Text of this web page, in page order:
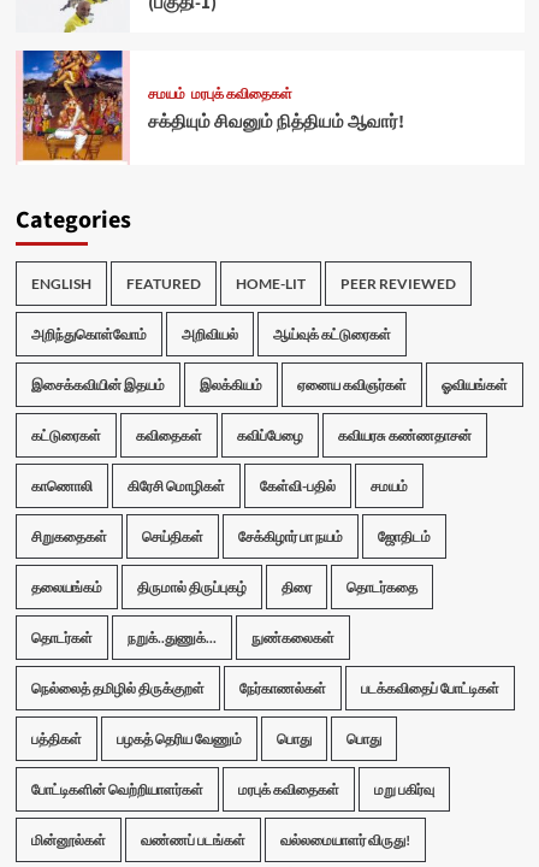
சமயம் மரபுக் கவிதைகள்
சக்தியும் சிவனும் நித்தியம் ஆவார்!
Categories
ENGLISH FEATURED HOME-LIT PEER REVIEWED
அறிந்துகொள்வோம் அறிவியல் ஆய்வுக் கட்டுரைகள்
இசைக்கவியின் இதயம் இலக்கியம் ஏனைய கவிஞர்கள் ஓவியங்கள்
கட்டுரைகள் கவிதைகள் கவிப்பேழை கவியரசு கண்ணதாசன்
காணொலி கிரேசி மொழிகள் கேள்வி-பதில் சமயம்
சிறுகதைகள் செய்திகள் சேக்கிழார் பா நயம் ஜோதிடம்
தலையங்கம் திருமால் திருப்புகழ் திரை தொடர்கதை
தொடர்கள் நறுக்..துணுக்... நுண்கலைகள்
நெல்லைத் தமிழில் திருக்குறள் நேர்காணல்கள் படக்கவிதைப் போட்டிகள்
பத்திகள் பழகத் தெரிய வேணும் பொது பொது
போட்டிகளின் வெற்றியாளர்கள் மரபுக் கவிதைகள் மறு பகிர்வு
மின்னூல்கள் வண்ணப் படங்கள் வல்லமையாளர் விருது!